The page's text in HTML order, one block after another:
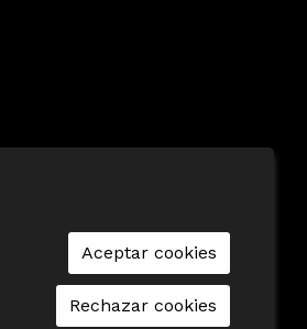
Aceptar cookies
Rechazar cookies